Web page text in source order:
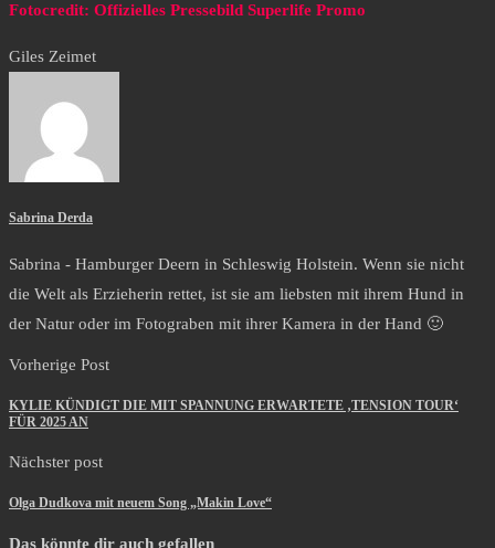
Fotocredit: Offizielles Pressebild Superlife Promo
Giles Zeimet
Sabrina Derda
Sabrina - Hamburger Deern in Schleswig Holstein. Wenn sie nicht
die Welt als Erzieherin rettet, ist sie am liebsten mit ihrem Hund in
der Natur oder im Fotograben mit ihrer Kamera in der Hand 🙂
Vorherige Post
KYLIE KÜNDIGT DIE MIT SPANNUNG ERWARTETE ‚TENSION TOUR‘
FÜR 2025 AN
Nächster post
Olga Dudkova mit neuem Song „Makin Love“
Das könnte dir auch gefallen